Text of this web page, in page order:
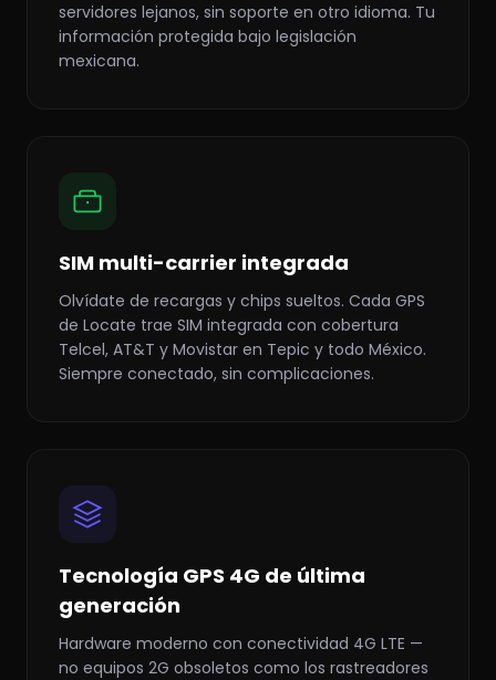
servidores lejanos, sin soporte en otro idioma. Tu
información protegida bajo legislación
mexicana.
SIM multi-carrier integrada
Olvídate de recargas y chips sueltos. Cada GPS
de Locate trae SIM integrada con cobertura
Telcel, AT&T y Movistar en Tepic y todo México.
Siempre conectado, sin complicaciones.
Tecnología GPS 4G de última
generación
Hardware moderno con conectividad 4G LTE —
no equipos 2G obsoletos como los rastreadores